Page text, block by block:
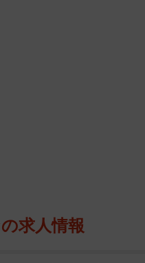
た子猫たち
求人情報